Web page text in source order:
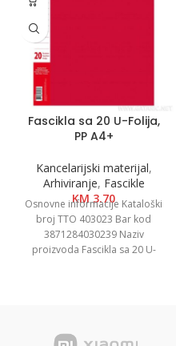
Fascikla sa 20 U-Folija,
PP A4+
Kancelarijski materijal,
Arhiviranje, Fascikle
KM3.70
Osnovne informacije Kataloški
broj TTO 403023 Bar kod
3871284030239 Naziv
proizvoda Fascikla sa 20 U-